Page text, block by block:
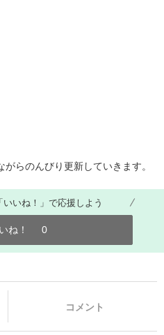
らのんびり更新していきます。
いね！」で応援しよう
ね！ 0
コメント